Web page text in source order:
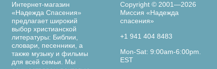
Интернет-магазин
«Надежда Спасения»
предлагает широкий
выбор христианской
литературы: Библии,
словари, песенники, а
также музыку и фильмы
для всей семьи. Мы
Copyright © 2001—2026
Миссия «Надежда
спасения»
+1 941 404 8483
Mon-Sat: 9:00am-6:00pm.
EST